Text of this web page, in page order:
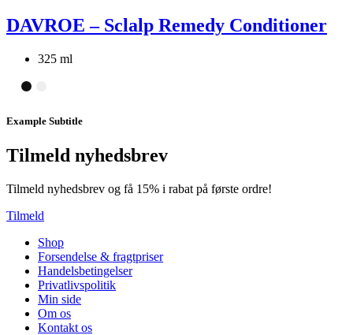
DAVROE – Sclalp Remedy Conditioner
325 ml
Example Subtitle
Tilmeld nyhedsbrev
Tilmeld nyhedsbrev og få 15% i rabat på første ordre!
Tilmeld
Shop
Forsendelse & fragtpriser
Handelsbetingelser
Privatlivspolitik
Min side
Om os
Kontakt os